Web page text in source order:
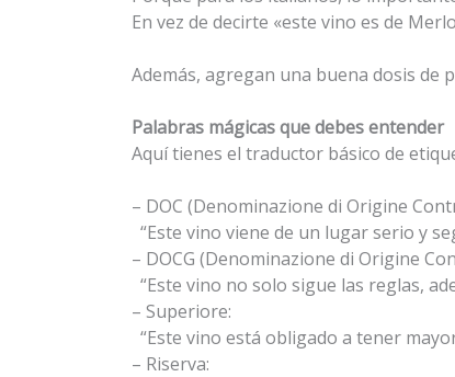
En vez de decirte «este vino es de
Además, agregan una buena dosis de
Palabras mágicas que debes entender
Aquí tienes el traductor básico de
– DOC (Denominazione di Origine
“Este vino viene de un lugar serio y
– DOCG (Denominazione di Origine
“Este vino no solo sigue las reglas,
– Superiore:
“Este vino está obligado a tener
– Riserva: